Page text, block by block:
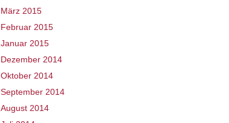
März 2015
Februar 2015
Januar 2015
Dezember 2014
Oktober 2014
September 2014
August 2014